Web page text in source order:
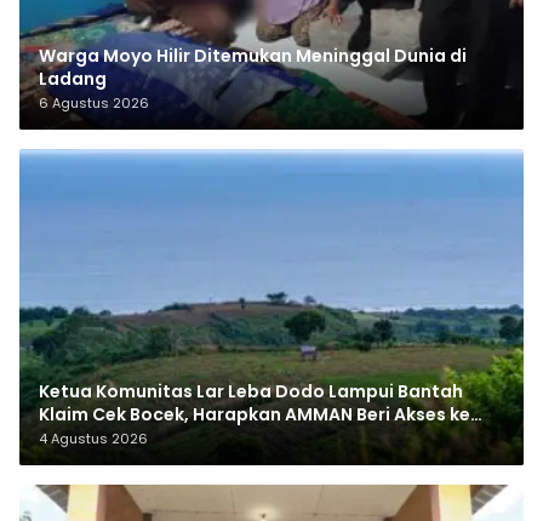
Warga Moyo Hilir Ditemukan Meninggal Dunia di
Ladang
6 Agustus 2026
Ketua Komunitas Lar Leba Dodo Lampui Bantah
Klaim Cek Bocek, Harapkan AMMAN Beri Akses ke
Makam Leluhur
4 Agustus 2026